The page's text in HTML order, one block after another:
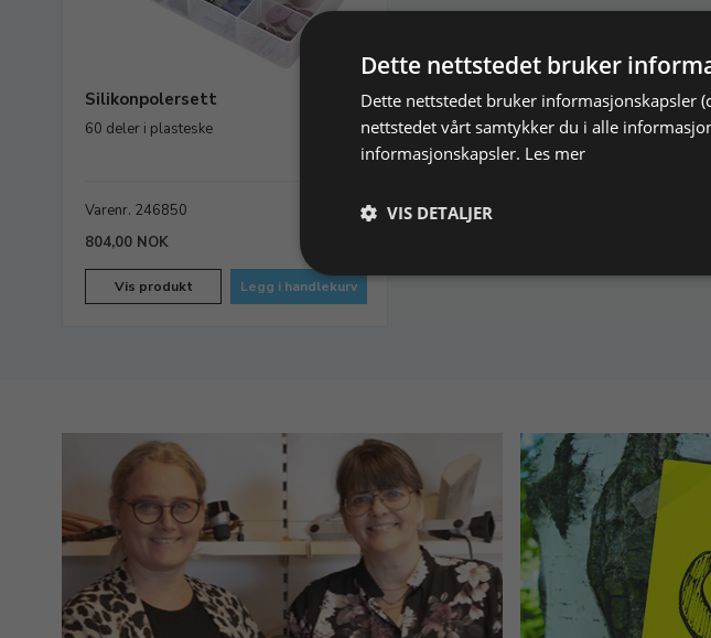
Silikonpolersett
60 deler i plasteske
Varenr. 246850
På lager
804,00 NOK
Vis produkt Legg i handlekurv
Dette nettstedet bruker
Dette nettstedet bruker informasjonskapsler
nettstedet vårt samtykker du i alle
informasjonskapsler. Les mer
VIS DETALJER